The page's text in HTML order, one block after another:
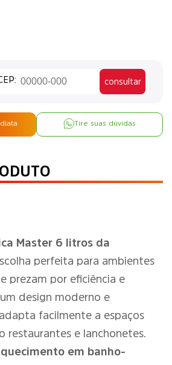
consultar
Tire suas dúvidas
Master 6 litros da
perfeita para ambientes
prezam por eficiência e
design moderno e
facilmente a espaços
restaurantes e lanchonetes.
em banho-